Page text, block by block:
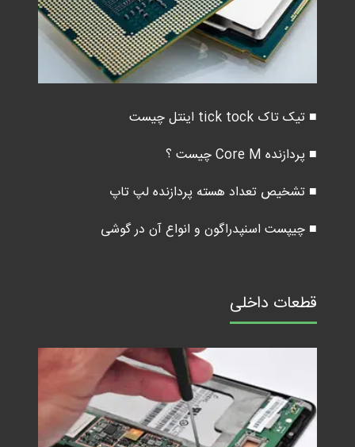
■ تیک تاک tick tock اینتل چیست
■ پردازنده Core M چیست ؟
■ تشخیص تعداد هسته پردازنده لپ تاپ
■ چیپست اسنپدراگون و انواع آن در گوشی
قطعات داخلی